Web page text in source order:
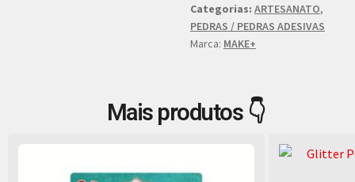
Categorias: ARTESANATO,
PEDRAS / PEDRAS ADESIVAS
Marca: MAKE+
Mais produtos 👇